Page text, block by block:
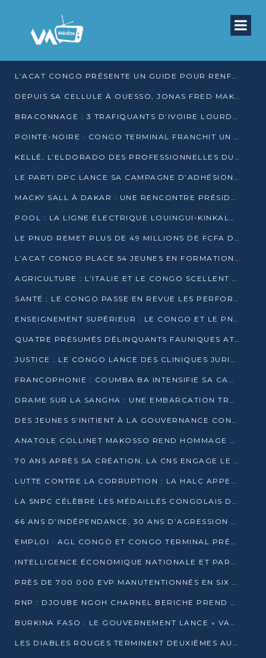
L’ACAT CONGO PRÉSENTE UN GUIDE POUR RENFORCER LES GARANTIES JUDICIAIRES EN GARDE À VUE
DEPUIS SA CELLULE À OUESSO, JONAS FRED MAKITA DÉNONCE CE QU’IL QUALIFIE DE DÉNI DE JUSTICE
BRACONNAGE : 3 TRAFIQUANTS D’IVOIRE LOURDEMENT CONDAMNÉS À DJAMBALA
POINTE-NOIRE : CONGO TERMINAL FRANCHIT UN CAP HISTORIQUE AVEC 99 MOUVEMENTS/HEURE
KELLÉ, L’ELDORADO DES PROFESSIONNELLES DU SEXE
LE PARTI DPC LANCE SA CAMPAGNE D’ADHÉSIONS ET VEUT STRUCTURER SA PRÉSENCE DANS LES 15 DÉPARTEMENTS
MACKY SALL À DAKAR : UNE RENCONTRE PRÉSIDENTIELLE QUI DIVISE L’OPINION SÉNÉGALAISE
POOL : LA LIGNE ÉLECTRIQUE LOUINGUI-KINKALA-BOKO MISE EN SERVICE
LE PNUD REMET PLUS DE 49 MILLIONS DE FCFA D’ÉQUIPEMENTS POUR ACCÉLÉRER LA NUMÉRISATION DU SYSTÈME DE SANTÉ
L’ACAT CONGO PLACE 54 JEUNES EN FORMATION PROFESSIONNELLE
AGRICULTURE : L’ITALIE ET LE CONGO SCELLENT UN PARTENARIAT POUR UNE PRODUCTION LOCALE DURABLE
SANTÉ : LE CONGO PASSE EN REVUE LES PERFORMANCES DE SES HÔPITAUX À MI-PARCOURS
ENSEIGNEMENT SUPÉRIEUR : LE CONGO ET LE PNUD VEULENT RAPPROCHER LA FORMATION UNIVERSITAIRE DES BESOINS DU MARCHÉ DE L’EMPLOI
QUATRE PRÉSUMÉS DÉLINQUANTS FAUNIQUES ATTENDUS DEVANT LA JUSTICE POUR TRAFIC D’IVOIRE
JUSTICE : LE CONGO LANCE DES CLINIQUES JURIDIQUES POUR RAPPROCHER LE DROIT DES CITOYENS
FRANCOPHONIE : COUMBA BA INTENSIFIE SA CAMPAGNE POUR LA SUCCESSION À LA TÊTE DE L’OIF
DRAME SUR LA SANGHA : UNE EMBARCATION TRANSPORTANT DES FIDÈLES DE « NZAMBÉ YA L’HUILE » FAIT NAUFRAGE À OUESSO
DES JEUNES S’INITIENT À LA GOUVERNANCE CONTINENTALE À BRAZZAVILLE
ANATOLE COLLINET MAKOSSO REND HOMMAGE À JEAN-PAUL PIGASSE
70 ANS APRÈS SA CRÉATION, LA CNS ENGAGE LE VIRAGE DE LA DIGITALISATION
LUTTE CONTRE LA CORRUPTION : LA HALC APPELLE À PASSER DES DISCOURS AUX ACTES
LA SNPC CÉLÈBRE LES MÉDAILLÉS CONGOLAIS DES OLYMPIADES PANAFRICAINES DE MATHÉMATIQUES 2026
66 ANS D’INDÉPENDANCE, 30 ANS D’AGRESSION RWANDAISE : 4 PRÉSIDENCES, UN ÉCHEC COLLECTIF
EMPLOI : AGL CONGO ET CONGO TERMINAL PRÉSÉLECTIONNENT PLUS DE 70 JEUNES À POINTE-NOIRE
INTELLIGENCE ÉCONOMIQUE NATIONALE ET PARTENARIATS INTERNATIONAUX : VERS UNE DOCTRINE SOUVERAINE DE SÉCURITÉ ÉCONOMIQUE
PRÈS DE 700 000 EVP MANUTENTIONNÉS EN SIX MOIS PAR CONGO TERMINAL
RNP : DJOUBE NGOH CHARNEL BERICHE PREND LES RÊNES DU PARTI
BURKINA FASO : LE GOUVERNEMENT LANCE « VACANCES UTILES 2026 » POUR FORMER LES ÉLÈVES À 15 MÉTIERS
LES DIABLES ROUGES TERMINENT DEUXIÈMES AU CHAMPIONNAT D’AFRIQUE ZONE 3